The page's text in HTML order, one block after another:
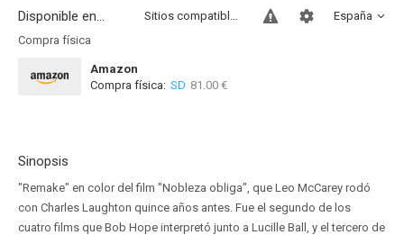
Disponible en... España
Sitios compatibles
Compra física
Amazon
Compra física: SD 81.00 €
Sinopsis
"Remake" en color del film "Nobleza obliga", que Leo McCarey rodó
con Charles Laughton quince años antes. Fue el segundo de los
cuatro films que Bob Hope interpretó junto a Lucille Ball, y el tercero de